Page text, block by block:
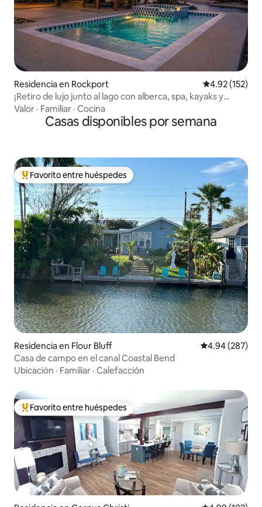
Residencia en Rockport Calificación
4.92 (152)
¡Retiro de lujo junto al lago con alberca, spa, kayaks y
vistas!
Valor · Familiar · Cocina
Casas disponibles por semana
De los mejores en Favorito entre huéspedes
Favorito entre huéspedes
Residencia en Flour Bluff Calificación
4.94 (287)
Casa de campo en el canal Coastal Bend
Ubicación · Familiar · Calefacción
De los mejores en Favorito entre huéspedes
Favorito entre huéspedes